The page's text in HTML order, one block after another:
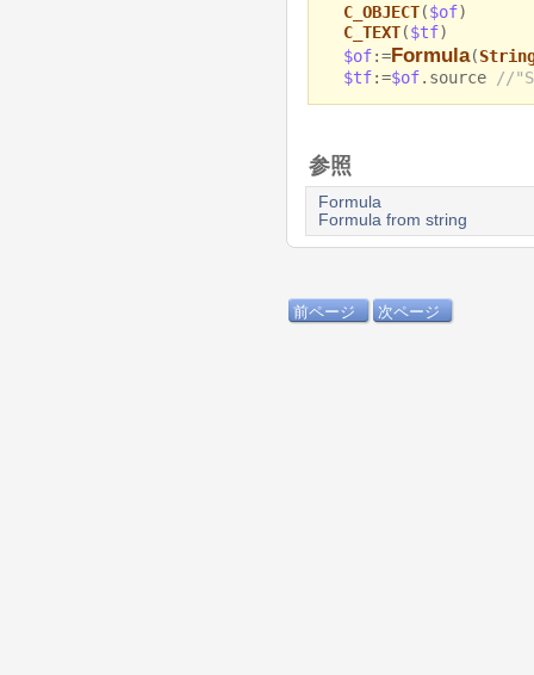
C_OBJECT($of)
C_TEXT($tf)
$of:=Formula(
$tf:=$of.source //
参照
Formula
Formula from string
前ページ 次ページ